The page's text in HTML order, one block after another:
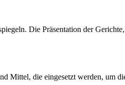
Die Präsentation der
Mittel, die eingesetzt werden, um